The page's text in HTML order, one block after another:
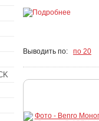
Выводить по: по 20